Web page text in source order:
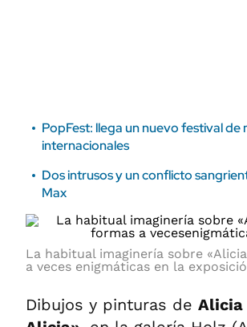
PopFest: llega un nuevo festival de
internacionales
Dos intrusos y un conflicto
Max
La habitual imaginería sobre
a veces enigmáticas en la
Dibujos y pinturas de